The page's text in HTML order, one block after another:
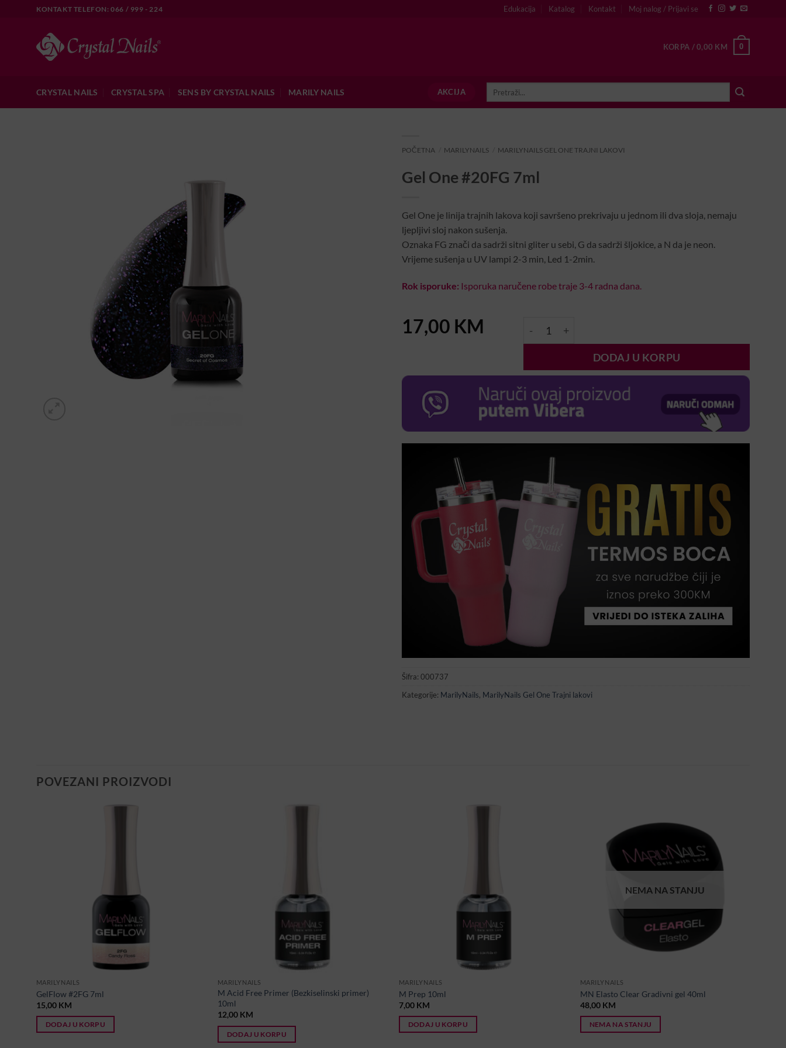
KONTAKT TELEFON: 066 / 999 - 224 Edukacija Katalog Kontakt Moj nalog / Prijavi se
KORPA /0,00 KM 0
CRYSTAL NAILS CRYSTAL SPA SENS BY CRYSTAL NAILS MARILY NAILS AKCIJA
POČETNA MARILYNAILS MARILYNAILS GEL ONE TRAJNI LAKOVI
Gel One #20FG 7ml
Gel One je linija trajnih lakova koji savršeno prekrivaju u jednom ili dva sloja, nemaju
ljepljivi sloj nakon sušenja.
Oznaka FG znači da sadrži sitni gliter u sebi, G da sadrži šljokice, a N da je neon.
Vrijeme sušenja u UV lampi 2-3 min, Led 1-2min.
Rok isporuke: Isporuka naručene robe traje 3-4 radna dana.
17,00 KM Gel One #20FG 7ml količina
DODAJ U KORPU
Šifra: 000737
Kategorije: MarilyNails, MarilyNails Gel One Trajni lakovi
POVEZANI PROIZVODI
MARILYNAILS
GelFlow #2FG 7ml
15,00 KM
DODAJ U KORPU
MARILYNAILS
M Acid Free Primer (Bezkiselinski primer)
10ml
12,00 KM
DODAJ U KORPU
MARILYNAILS
M Prep 10ml
7,00 KM
DODAJ U KORPU
NEMA NA STANJU
MARILYNAILS
MN Elasto Clear Gradivni gel 40ml
48,00 KM
NEMA NA STANJU